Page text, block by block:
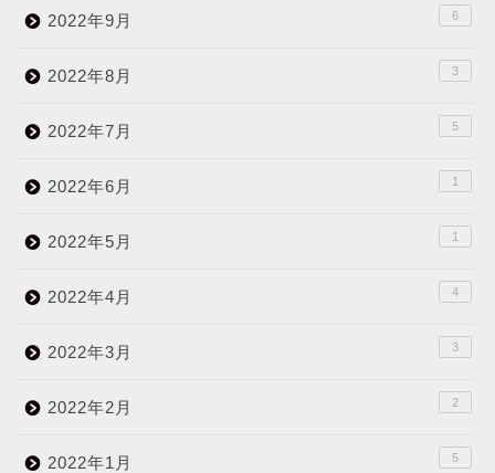
2022年9月 6
2022年8月 3
2022年7月 5
2022年6月 1
2022年5月 1
2022年4月 4
2022年3月 3
2022年2月 2
2022年1月 5